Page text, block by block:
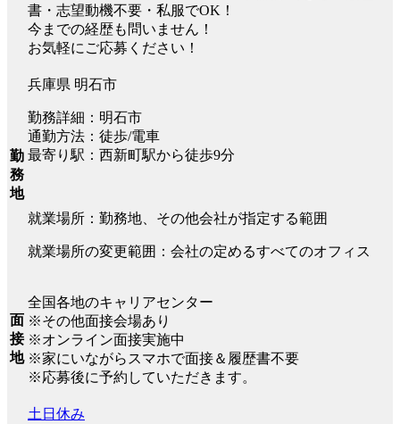
書・志望動機不要・私服でOK！
今までの経歴も問いません！
お気軽にご応募ください！
勤
務
地
兵庫県 明石市
勤務詳細：明石市
通勤方法：徒歩/電車
最寄り駅：西新町駅から徒歩9分
就業場所：勤務地、その他会社が指定する範囲
就業場所の変更範囲：会社の定めるすべてのオフィス
面
接
地
全国各地のキャリアセンター
※その他面接会場あり
※オンライン面接実施中
※家にいながらスマホで面接＆履歴書不要
※応募後に予約していただきます。
土日休み